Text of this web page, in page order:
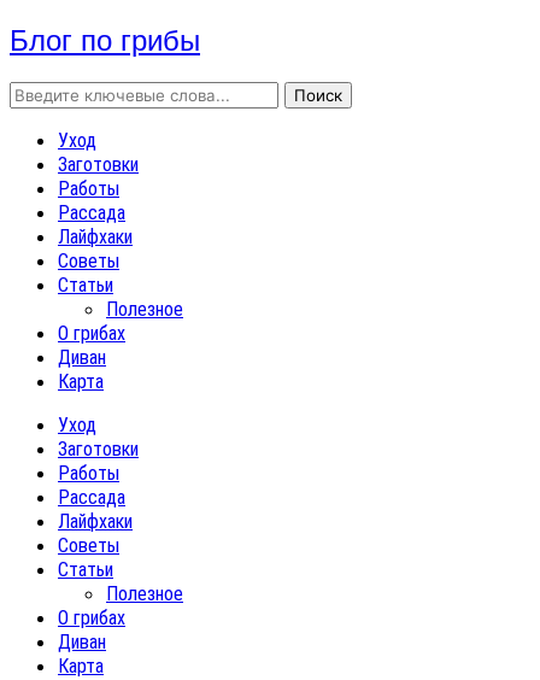
Блог по грибы
Уход
Заготовки
Работы
Рассада
Лайфхаки
Советы
Статьи
Полезное
О грибах
Диван
Карта
Уход
Заготовки
Работы
Рассада
Лайфхаки
Советы
Статьи
Полезное
О грибах
Диван
Карта